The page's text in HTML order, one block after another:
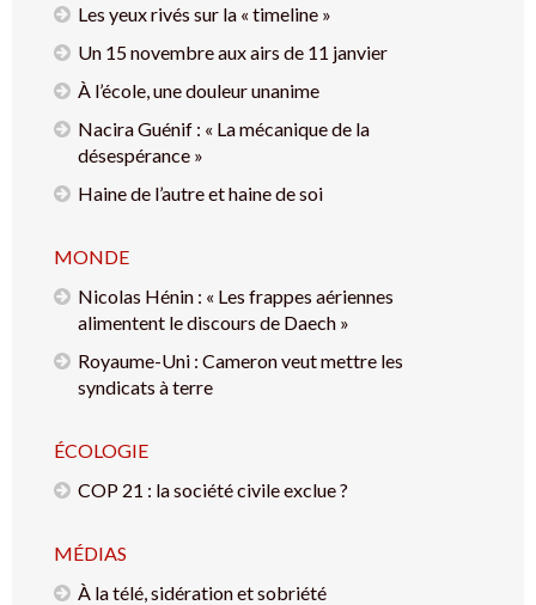
Les yeux rivés sur la « timeline »
Un 15 novembre aux airs de 11 janvier
À l’école, une douleur unanime
Nacira Guénif : « La mécanique de la
désespérance »
Haine de l’autre et haine de soi
MONDE
Nicolas Hénin : « Les frappes aériennes
alimentent le discours de Daech »
Royaume-Uni : Cameron veut mettre les
syndicats à terre
ÉCOLOGIE
COP 21 : la société civile exclue ?
MÉDIAS
À la télé, sidération et sobriété